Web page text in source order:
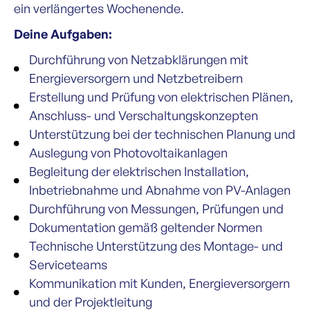
ein verlängertes Wochenende.
Deine Aufgaben:
Durchführung von Netzabklärungen mit
Energieversorgern und Netzbetreibern
Erstellung und Prüfung von elektrischen Plänen,
Anschluss- und Verschaltungskonzepten
Unterstützung bei der technischen Planung und
Auslegung von Photovoltaikanlagen
Begleitung der elektrischen Installation,
Inbetriebnahme und Abnahme von PV-Anlagen
Durchführung von Messungen, Prüfungen und
Dokumentation gemäß geltender Normen
Technische Unterstützung des Montage- und
Serviceteams
Kommunikation mit Kunden, Energieversorgern
und der Projektleitung